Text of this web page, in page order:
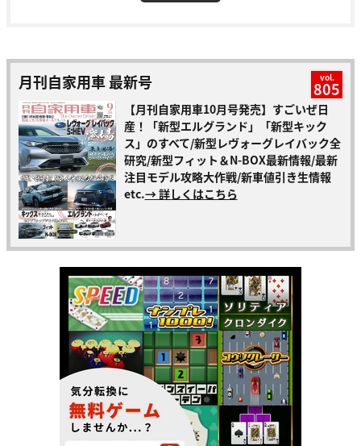
月刊自家用車 最新号 vol.
805
【月刊自家用車10月号発売】すごいぜ日
産！「新型エルグランド」「新型キック
ス」のすべて/新型レヴォーグレイバック全
研究/新型フィット＆N-BOX最新情報/最新
注目モデル攻略大作戦/新車値引き生情報
etc.→ 詳しくはこちら